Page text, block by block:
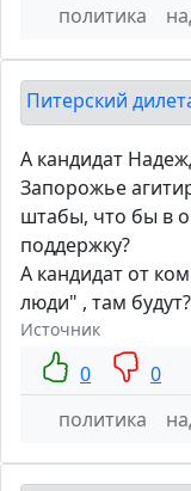
политика
Питерский
А кандидат
Запорожье
штабы, что бы в
поддержку?
А кандидат от
люди" , там будут?
Источник
0 0
политика